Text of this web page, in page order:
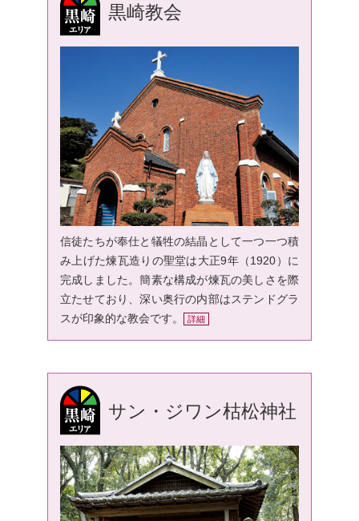
黒崎教会
信徒たちが奉仕と犠牲の結晶として一つ一つ積
み上げた煉瓦造りの聖堂は大正9年（1920）に
完成しました。簡素な構成が煉瓦の美しさを際
立たせており、深い奥行の内部はステンドグラ
スが印象的な教会です。
詳細
サン・ジワン枯松神社